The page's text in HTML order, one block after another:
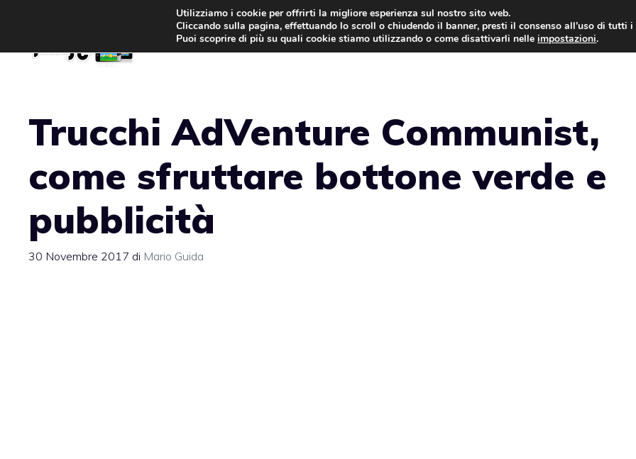
contenuto
GIOCHI NEWS
Trucchi AdVenture Communist,
come sfruttare bottone verde e
pubblicità
30 Novembre 2017 di Mario Guida
Utilizziamo i cookie per offrirti la migliore esperienza sul nostro sito web.
Cliccando sulla pagina, effettuando lo scroll o chiudendo il banner, presti il consenso all’uso di tutti
Puoi scoprire di più su quali cookie stiamo utilizzando o come disattivarli nelleimpostazioni.